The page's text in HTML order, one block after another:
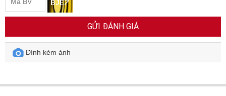
GỬI ĐÁNH GIÁ
Đính kèm ảnh